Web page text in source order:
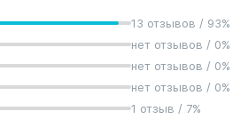
13 отзывов / 93%
нет отзывов / 0%
нет отзывов / 0%
нет отзывов / 0%
1 отзыв / 7%